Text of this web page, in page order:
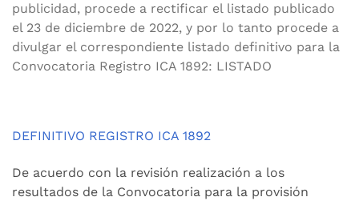
publicidad, procede a rectificar el listado publicado
el 23 de diciembre de 2022, y por lo tanto procede a
divulgar el correspondiente listado definitivo para la
Convocatoria Registro ICA 1892: LISTADO
DEFINITIVO REGISTRO ICA 1892
De acuerdo con la revisión realización a los
resultados de la Convocatoria para la provisión